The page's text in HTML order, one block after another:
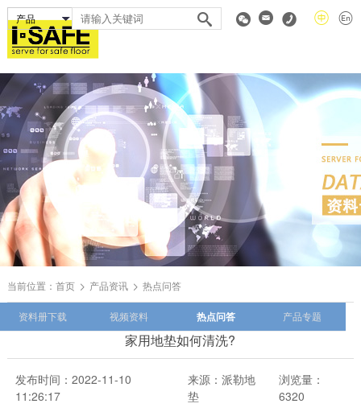
当前位置： 首页 产品资讯 热点问答
资料册下载 视频资料 热点问答 产品专题
家用地垫如何清洗?
发布时间：2022-11-10
11:26:17
来源：派勒地
垫
浏览量：
6320